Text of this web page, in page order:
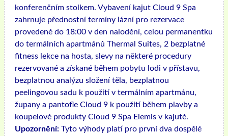
konferenčním stolkem. Vybavení kajut Cloud 9 Spa
zahrnuje přednostní termíny lázní pro rezervace
provedené do 18:00 v den nalodění, celou permanentku
do termálních apartmánů Thermal Suites, 2 bezplatné
fitness lekce na hosta, slevy na některé procedury
rezervované a získané během pobytu lodi v přístavu,
bezplatnou analýzu složení těla, bezplatnou
peelingovou sadu k použití v termálním apartmánu,
župany a pantofle Cloud 9 k použití během plavby a
koupelové produkty Cloud 9 Spa Elemis v kajutě.
Upozornění: Tyto výhody platí pro první dva dospělé